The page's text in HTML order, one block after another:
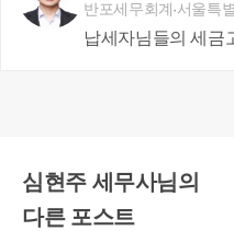
반포세무회계 서울특
납세자님들의 세금
심현주 세무사님의
다른 포스트